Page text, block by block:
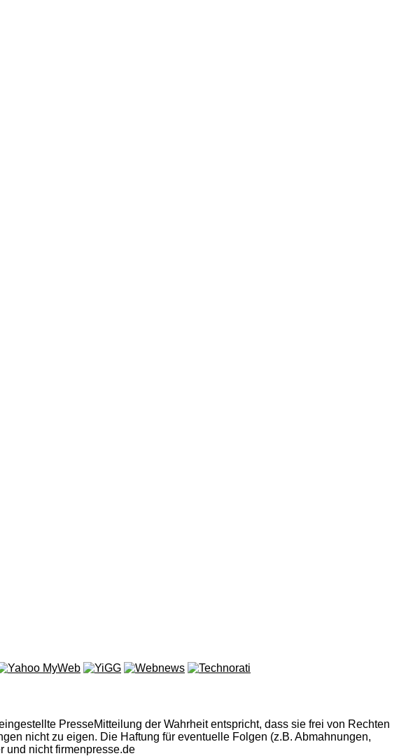
PresseMitteilung der Wahrheit entspricht, dass sie frei von Rechten
nicht zu eigen. Die Haftung für eventuelle Folgen (z.B. Abmahnungen,
und nicht firmenpresse.de